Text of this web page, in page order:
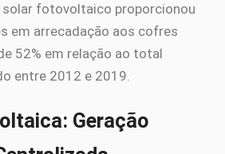
solar fotovoltaico proporcionou
em arrecadação aos cofres
52% em relação ao total
entre 2012 e 2019.
Geração